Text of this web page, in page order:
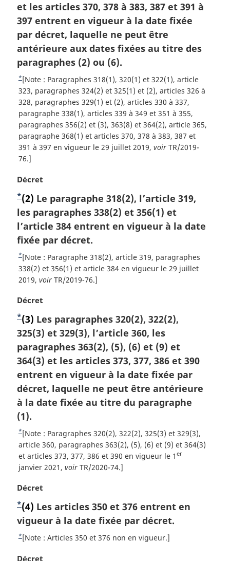
e
:
s
d
e
p
a
g
e
et les articles 370, 378 à 383, 387 et 391 à
397 entrent en vigueur à la date fixée
par décret, laquelle ne peut être
antérieure aux dates fixées au titre des
paragraphes (2) ou (6).
R
e
t
o
u
r
à
l
r
é
é
r
e
c
e
d
l
a
n
o
t
e
d
e
a
s
d
e
p
a
e
*[Note : Paragraphes 318(1), 320(1) et 322(1), article
323, paragraphes 324(2) et 325(1) et (2), articles 326 à
328, paragraphes 329(1) et (2), articles 330 à 337,
paragraphe 338(1), articles 339 à 349 et 351 à 355,
paragraphes 356(2) et (3), 363(8) et 364(2), article 365,
paragraphe 368(1) et articles 370, 378 à 383, 387 et
391 à 397 en vigueur le 29 juillet 2019, voirTR/2019-
76.]
N
o
t
e
m
a
r
g
i
n
l
e
Décret
N
o
t
e
d
e
b
a
d
e
p
a
g
e
*(2) Le paragraphe 318(2), l’article 319,
les paragraphes 338(2) et 356(1) et
l’article 384 entrent en vigueur à la date
fixée par décret.
R
e
t
u
r
à
l
a
r
f
é
r
e
n
e
d
e
l
n
o
e
*[Note : Paragraphe 318(2), article 319, paragraphes
338(2) et 356(1) et article 384 en vigueur le 29 juillet
2019, voirTR/2019-76.]
N
o
t
e
m
a
r
g
i
n
a
l
e
:
Décret
N
o
t
e
d
e
b
a
s
d
e
p
a
g
e
*(3) Les paragraphes 320(2), 322(2),
325(3) et 329(3), l’article 360, les
paragraphes 363(2), (5), (6) et (9) et
364(3) et les articles 373, 377, 386 et 390
entrent en vigueur à la date fixée par
décret, laquelle ne peut être antérieure
à la date fixée au titre du paragraphe
(1).
R
e
t
o
r
à
a
r
f
*[Note : Paragraphes 320(2), 322(2), 325(3) et 329(3),
article 360, paragraphes 363(2), (5), (6) et (9) et 364(3)
et articles 373, 377, 386 et 390 en vigueur le 1 er
janvier 2021, voirTR/2020-74.]
N
o
t
e
m
r
Décret
N
o
t
*(4) Les articles 350 et 376 entrent en
vigueur à la date fixée par décret.
R
*[Note : Articles 350 et 376 non en vigueur.]
N
Décret